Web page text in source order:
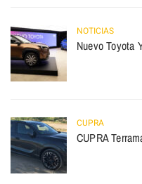
NOTICIAS
Nuevo Toyota
CUPRA
CUPRA